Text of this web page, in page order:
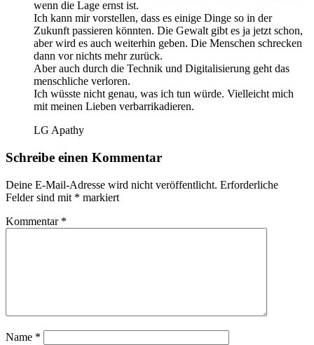
wenn die Lage ernst ist.
Ich kann mir vorstellen, dass es einige Dinge so in der
Zukunft passieren könnten. Die Gewalt gibt es ja jetzt schon,
aber wird es auch weiterhin geben. Die Menschen schrecken
dann vor nichts mehr zurück.
Aber auch durch die Technik und Digitalisierung geht das
menschliche verloren.
Ich wüsste nicht genau, was ich tun würde. Vielleicht mich
mit meinen Lieben verbarrikadieren.
LG Apathy
Schreibe einen Kommentar
Deine E-Mail-Adresse wird nicht veröffentlicht. Erforderliche
Felder sind mit * markiert
Kommentar *
Name *